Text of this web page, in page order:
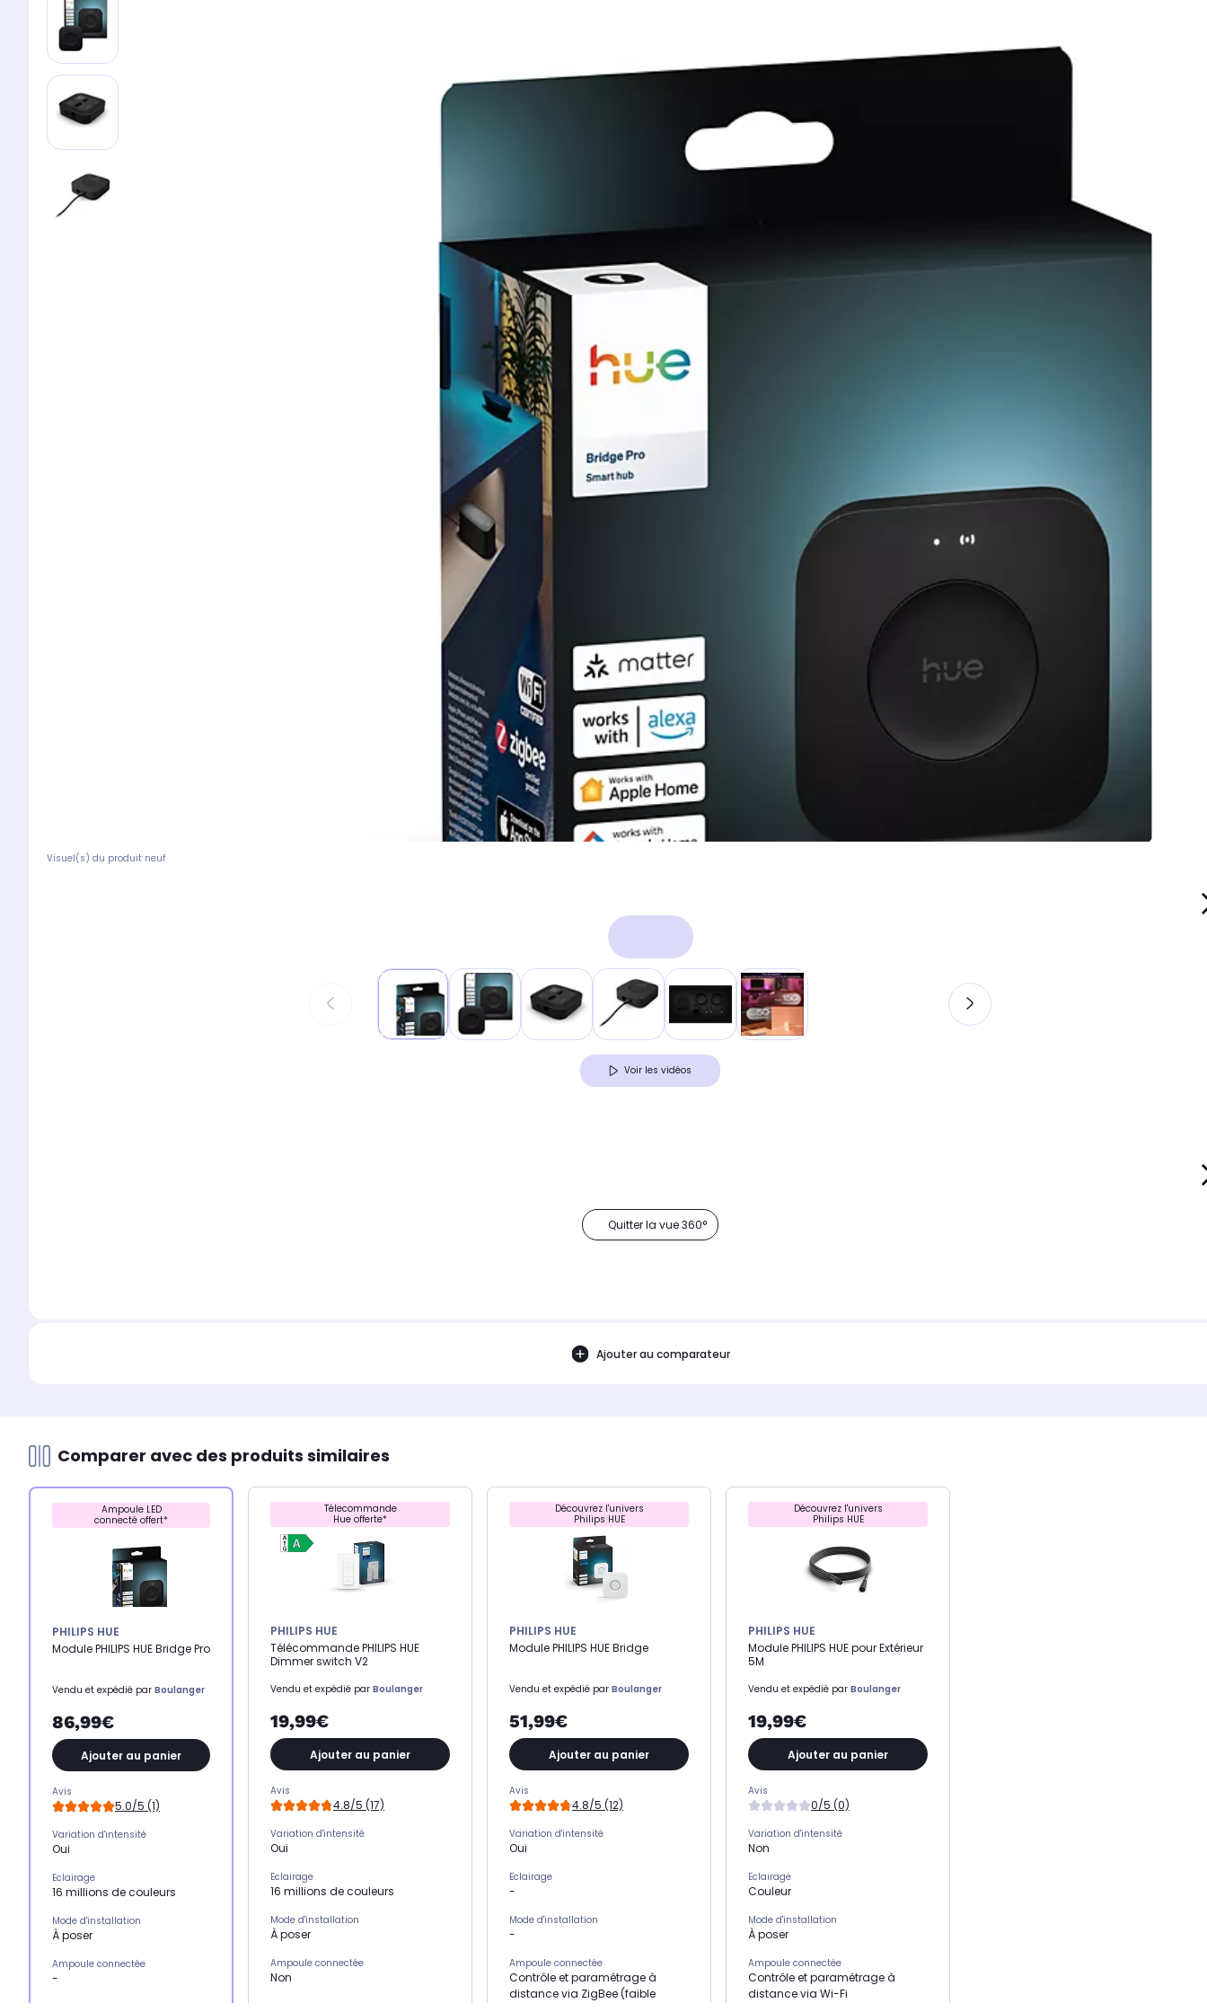
Visuel(s) du produit neuf
Voir les vidéos
Quitter la vue 360°
Ajouter au comparateur
Comparer avec des produits similaires
Ampoule LED
connecté offert*
PHILIPS HUE
Module PHILIPS HUE Bridge Pro
Vendu et expédié par Boulanger
86,99€
Ajouter au panier
Avis
5.0/5 (1)
Variation d'intensité
Oui
Eclairage
16 millions de couleurs
Mode d'installation
À poser
Ampoule connectée
-
Télecommande
Hue offerte*
PHILIPS HUE
Télécommande PHILIPS HUE
Dimmer switch V2
Vendu et expédié par Boulanger
19,99€
Ajouter au panier
Avis
4.8/5 (17)
Variation d'intensité
Oui
Eclairage
16 millions de couleurs
Mode d'installation
À poser
Ampoule connectée
Non
Découvrez l'univers
Philips HUE
PHILIPS HUE
Module PHILIPS HUE Bridge
Vendu et expédié par Boulanger
51,99€
Ajouter au panier
Avis
4.8/5 (12)
Variation d'intensité
Oui
Eclairage
-
Mode d'installation
-
Ampoule connectée
Contrôle et paramétrage à
distance via ZigBee (faible
Découvrez l'univers
Philips HUE
PHILIPS HUE
Module PHILIPS HUE pour Extérieur
5M
Vendu et expédié par Boulanger
19,99€
Ajouter au panier
Avis
0/5 (0)
Variation d'intensité
Non
Eclairage
Couleur
Mode d'installation
À poser
Ampoule connectée
Contrôle et paramétrage à
distance via Wi-Fi